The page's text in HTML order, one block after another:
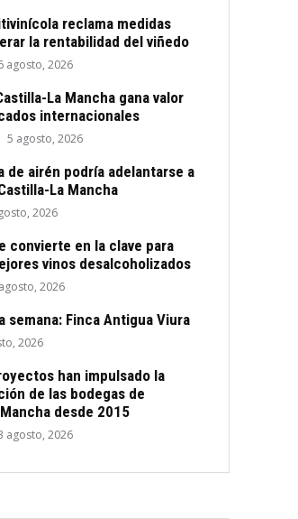
reclama medidas
la rentabilidad del viñedo
agosto, 2026
La Mancha gana valor
internacionales
5 agosto, 2026
de airén podría adelantarse a
La Mancha
2026
convierte en la clave para
vinos desalcoholizados
2026
semana: Finca Antigua Viura
2026
han impulsado la
de las bodegas de
desde 2015
agosto, 2026